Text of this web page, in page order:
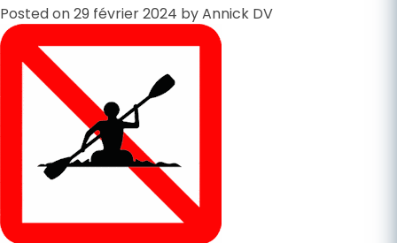
Posted on29 février 2024 byAnnick DV